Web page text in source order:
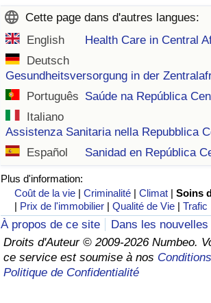
Cette page dans d'autres langues:
English
Health Care in Central
Deutsch
Gesundheitsversorgung in der
Português Saúde na República
Italiano
Assistenza Sanitaria nella Repubblica
Español
Sanidad en República
Plus d'information:
Coût de la vie |Criminalité |Climat |Soins
| Prix de l'immobilier |Qualité de Vie |Trafic
À propos de ce site
Dans les nouvelles
Droits d'Auteur © 2009-2026 Numbeo.
ce service est soumise à nos
Politique de Confidentialité
Indice de Trafic
Indice de Trafic (Actuel)
Indice de Trafic par Pays